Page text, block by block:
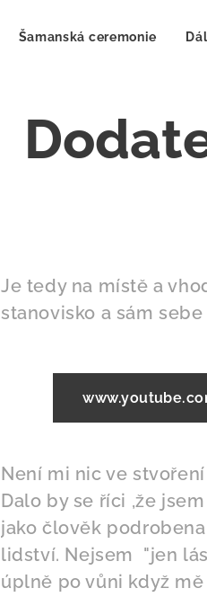
Šamanská ceremonie
Je tedy na místě a
stanovisko a sám sebe
Není mi nic ve
Dalo by se říci ,že
jako člověk
lidství. Nejsem "jen
úplně po vůni když